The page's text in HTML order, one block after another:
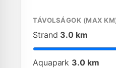
TÁVOLSÁGOK (MAX
Strand 3.0 km
Aquapark 3.0 km